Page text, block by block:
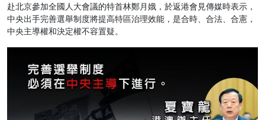
赴北京參加全國人大會議的特首林鄭月娥，於返港會見傳媒時表示，
中央出手完善選舉制度將提高特區治理效能，是合時、合法、合憲，
中央主導權和決定權不容置疑。